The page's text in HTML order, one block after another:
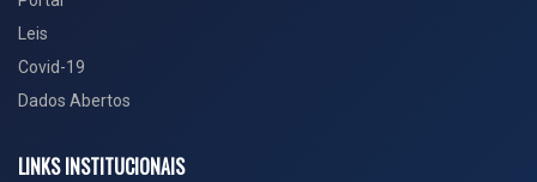
Leis
Covid-19
Dados Abertos
LINKS INSTITUCIONAIS